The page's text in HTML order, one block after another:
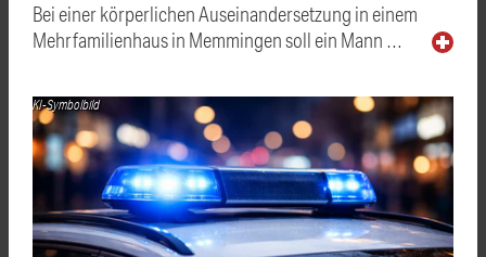
Bei einer körperlichen Auseinandersetzung in einem
Mehrfamilienhaus in Memmingen soll ein Mann …
KI-Symbolbild